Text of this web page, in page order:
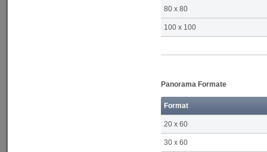
80 x 80
100 x 100
Panorama Formate
Format
20 x 60
30 x 60